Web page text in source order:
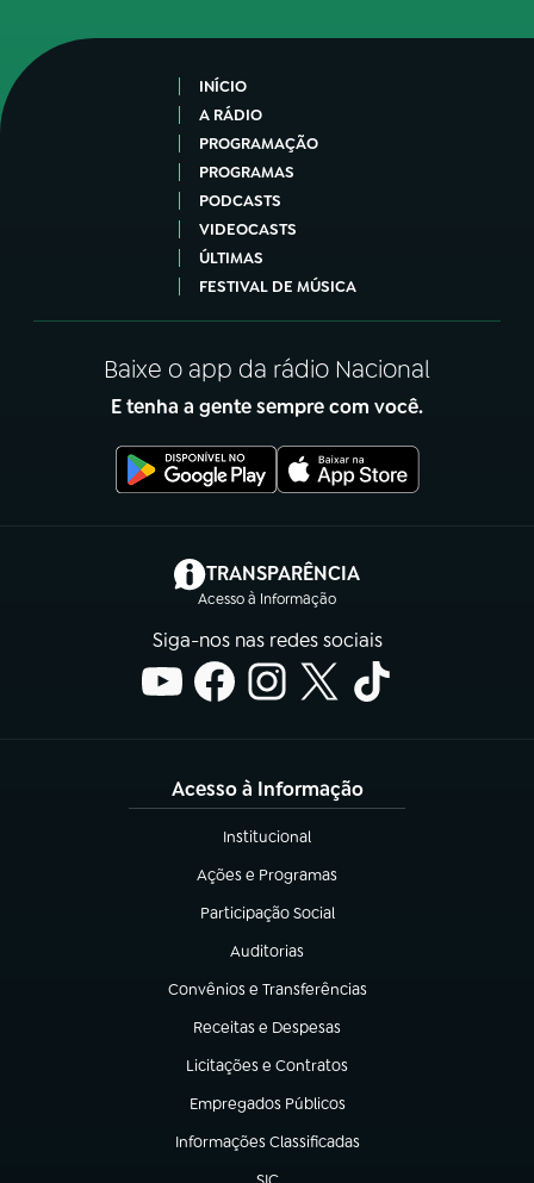
INÍCIO
A RÁDIO
PROGRAMAÇÃO
PROGRAMAS
PODCASTS
VIDEOCASTS
ÚLTIMAS
FESTIVAL DE MÚSICA
Baixe o app da rádio Nacional
E tenha a gente sempre com você.
TRANSPARÊNCIA
Acesso à Informação
(abre em nova aba)
Siga-nos nas redes sociais
Acesso à Informação
Institucional
(abre em nova aba)
Ações e Programas
(abre em nova aba)
Participação Social
(abre em nova aba)
Auditorias
(abre em nova aba)
Convênios e Transferências
(abre em nova aba)
Receitas e Despesas
(abre em nova aba)
Licitações e Contratos
(abre em nova aba)
Empregados Públicos
(abre em nova aba)
Informações Classificadas
(abre em nova aba)